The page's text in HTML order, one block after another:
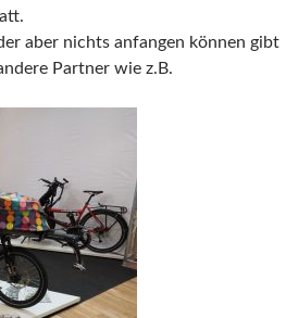
aber nichts anfangen können gibt
Partner wie z.B.